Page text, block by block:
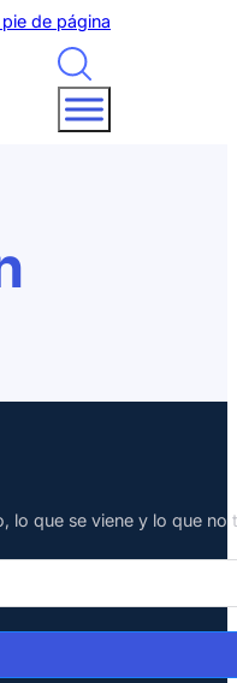
de página
lo que se viene y lo que